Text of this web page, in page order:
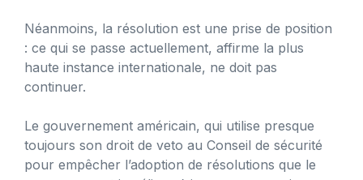
Néanmoins, la résolution est une prise de position
: ce qui se passe actuellement, affirme la plus
haute instance internationale, ne doit pas
continuer.
Le gouvernement américain, qui utilise presque
toujours son droit de veto au Conseil de sécurité
pour empêcher l’adoption de résolutions que le